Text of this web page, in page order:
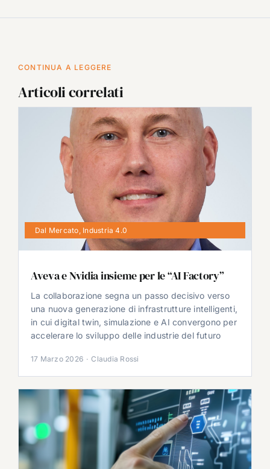
CONTINUA A LEGGERE
Articoli correlati
Dal Mercato Industria 4.0
Aveva e Nvidia insieme per le “AI Factory”
La collaborazione segna un passo decisivo verso
una nuova generazione di infrastrutture intelligenti,
in cui digital twin, simulazione e AI convergono per
accelerare lo sviluppo delle industrie del futuro
17 Marzo 2026 · Claudia Rossi